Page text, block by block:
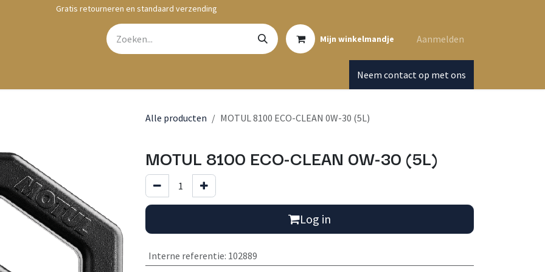
Gratis retourneren en standaard verzending
Mijn winkelmandje Aanmelden
Neem contact op met ons
Alle producten MOTUL 8100 ECO-CLEAN 0W-30 (5L)
MOTUL 8100 ECO-CLEAN 0W-30 (5L)
Log in
Interne referentie: 102889